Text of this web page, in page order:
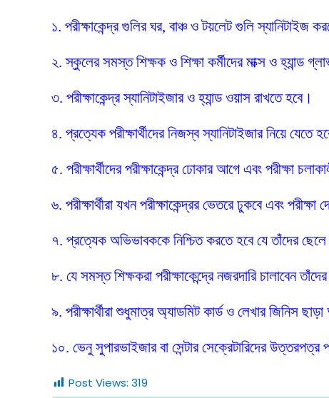
১. পরীক্ষাকেন্দ্র গুলির ঘর, বাঞ্চ ও টয়লেট গুলি স্যানিটাইজ
২. স্কুলের সমস্ত শিক্ষক ও শিক্ষা কর্মীদের মাক্স ও হ্যান্ড
৩. পরীক্ষাকেন্দ্র স্যানিটাইজার ও হ্যান্ড ওয়াস রাখতে হবে।
৪. প্রত্যেক পরীক্ষার্থীদের নিজস্ব স্যানিটাইজার নিয়ে যেতে
৫. পরীক্ষার্থীদের পরীক্ষাকেন্দ্র ঢোকার আগে এবং পরীক্ষা
৬. পরীক্ষার্থীরা যখন পরীক্ষাকেন্দ্রর ভেতরে ঢুকবে এবং
৭. প্রত্যেক অভিভাবককে নিশ্চিত করতে হবে যে তাঁদের
৮. যে সমস্ত শিক্ষকরা পরীক্ষাকেন্দ্রে নজরদারি চালাবেন
৯. পরীক্ষার্থীরা শুধুমাত্র অ্যাডমিট কার্ড ও লেখার জিনিস
১০. ভেনু সুপারভাইজার বা সেন্টার সেক্রেটারিদের উত্তরপত্র
Post Views: 319